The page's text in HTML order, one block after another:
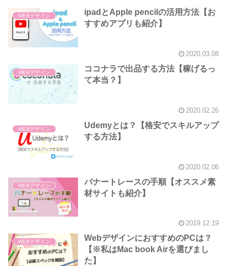
WEBデザイン
ipadとApple pencilの活用方法【お
すすめアプリも紹介】
2020.03.08
WEBデザイン
ココナラで出品する方法【稼げるっ
て本当？】
2020.02.26
WEBデザイン
Udemyとは？【格安でスキルアップ
する方法】
2020.02.06
WEBデザイン
バナートレースの手順【オススメ素
材サイトも紹介】
2019.12.19
WEBデザイン
WebデザインにおすすめのPCは？
【※私はMac book Airを選びまし
た】